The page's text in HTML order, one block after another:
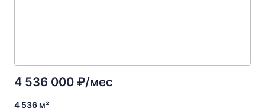
4 536 000 ₽/мес
4 536 м²